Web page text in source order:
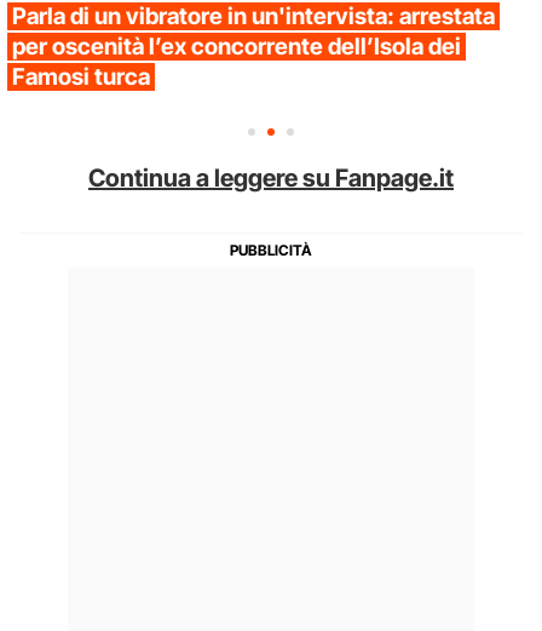
Parla di un vibratore in un'intervista: arrestata
per oscenità l’ex concorrente dell’Isola dei
Famosi turca
Continua a leggere su Fanpage.it